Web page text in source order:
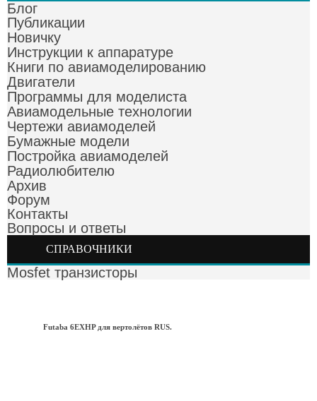
Блог
Публикации
Новичку
Инструкции к аппаратуре
Книги по авиамоделированию
Двигатели
Программы для моделиста
Авиамодельные технологии
Чертежи авиамоделей
Бумажные модели
Постройка авиамоделей
Радиолюбителю
Архив
Форум
Контакты
Вопросы и ответы
СПРАВОЧНИКИ
Mosfet транзисторы
Futaba 6EXHP для вертолётов RUS.